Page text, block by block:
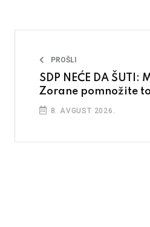
PROŠLI
SDP NEĆE DA
Zorane pomnožite
8. AVGUST 2026.